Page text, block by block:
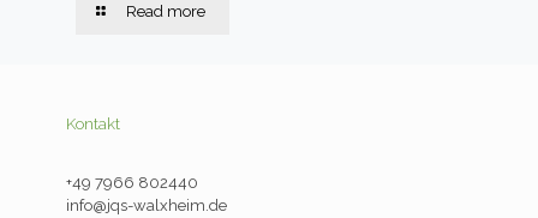
Read more
Kontakt
+49 7966 802440
info@jqs-walxheim.de